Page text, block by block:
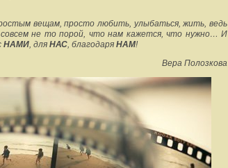
вещам, просто любить, улыбаться, жить, ведь
совсем не то порой, что нам кажется, что нужно… И
НАМИ, для НАС, благодаря НАМ!
Вера Полозкова